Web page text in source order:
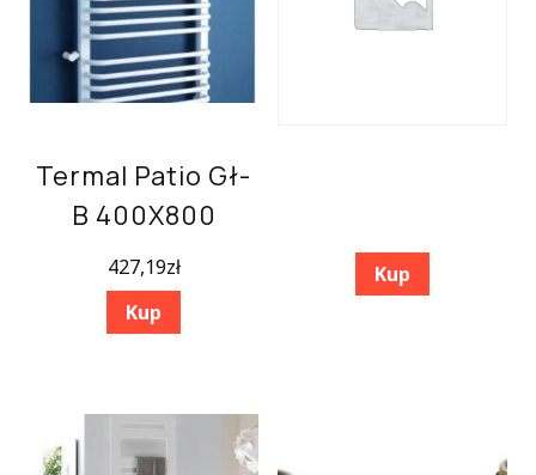
Termal Patio Gł-
B 400X800
427,19zł
Kup
Kup